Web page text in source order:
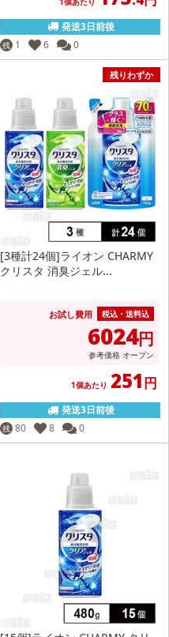
発送3日前後
残 1 6 0
残りわずか
[3種計24個]ライオン CHARMY
クリスタ 消臭ジェル...
お試し費用 税込・送料込
6024円
参考価格 オープン
1個あたり 251円
発送3日前後
残 80 8 0